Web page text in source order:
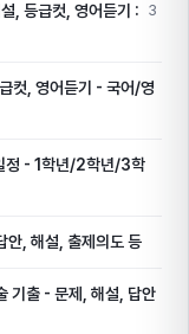
, 등급컷, 영어듣기 : 3
컷, 영어듣기 - 국어/영
정 - 1학년/2학년/3학
, 해설, 출제의도 등
출 - 문제, 해설, 답안